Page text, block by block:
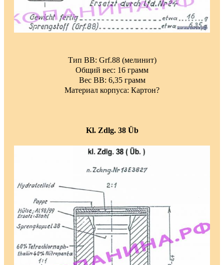
Тип ВВ: Grf.88 (мелинит)
Общий вес: 16 грамм
Вес ВВ: 6,35 грамм
Материал корпуса: Картон?
Kl. Zdlg. 38 Üb